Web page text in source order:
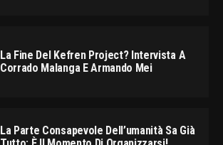
La Fine Del Kefren Project? Intervista A
Corrado Malanga E Armando Mei
La Parte Consapevole Dell’umanità Sa Già